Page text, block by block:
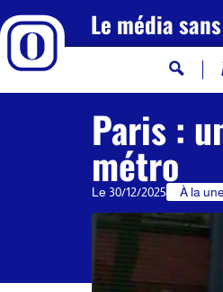
Le média
Paris :
métro
Le 30/12/2025 À la une